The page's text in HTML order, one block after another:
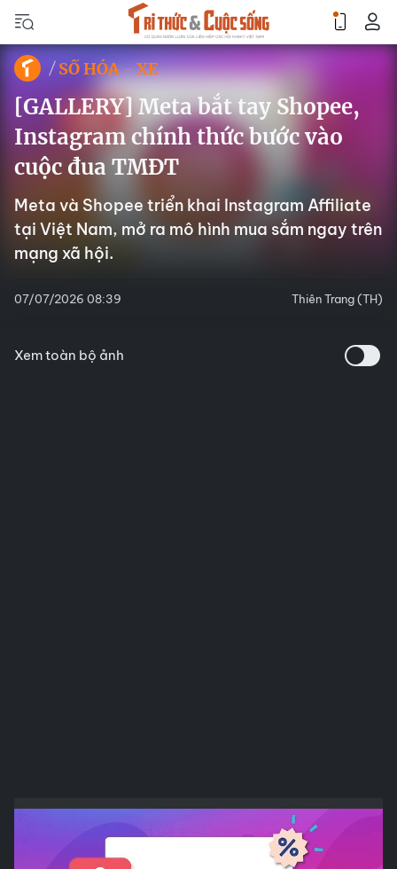
SỐ HÓA - XE
[GALLERY] Meta bắt tay Shopee,
Instagram chính thức bước vào
cuộc đua TMĐT
Meta và Shopee triển khai Instagram Affiliate
tại Việt Nam, mở ra mô hình mua sắm ngay trên
mạng xã hội.
07/07/2026 08:39 Thiên Trang (TH)
Xem toàn bộ ảnh